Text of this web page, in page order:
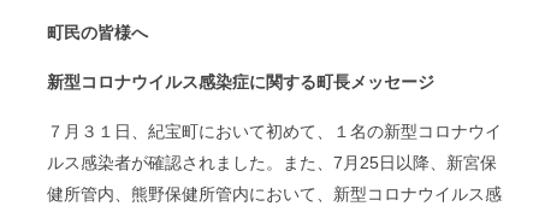
町民の皆様へ
新型コロナウイルス感染症に関する町長メッセージ
７月３１日、紀宝町において初めて、１名の新型コロナウイ
ルス感染者が確認されました。また、7月25日以降、新宮保
健所管内、熊野保健所管内において、新型コロナウイルス感